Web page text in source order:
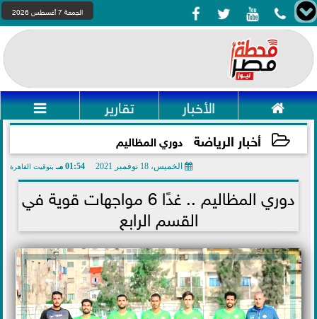
    الجمعة 7 أغسطس 2026
 الأخبار تقارير 
أخبار الرياضة دوري المظاليم
الخميس، 18 نوفمبر 2021 01:54 مـ بتوقيت القاهرة
دوري المظاليم .. غدًا 6 مواجهات قوية في
القسم الرابع